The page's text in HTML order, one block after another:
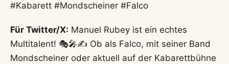
Webseite.
Über den Autor